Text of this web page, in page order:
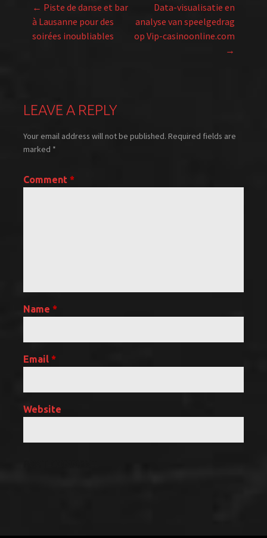
Post
navigation
← Piste de danse et bar
à Lausanne pour des
soirées inoubliables
Data-visualisatie en
analyse van speelgedrag
op Vip-casinoonline.com
→
LEAVE A REPLY
Your email address will not be published. Required fields are
marked *
Comment *
Name *
Email *
Website